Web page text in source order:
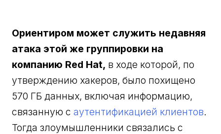
Ориентиром может служить недавняя
атака этой же группировки на
компанию Red Hat, в ходе которой, по
утверждению хакеров, было похищено
570 ГБ данных, включая информацию,
связанную саутентификацией клиентов.
Тогда злоумышленники связались с